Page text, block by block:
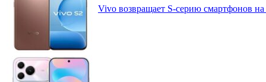
Vivo возвращает S-серию смартфонов